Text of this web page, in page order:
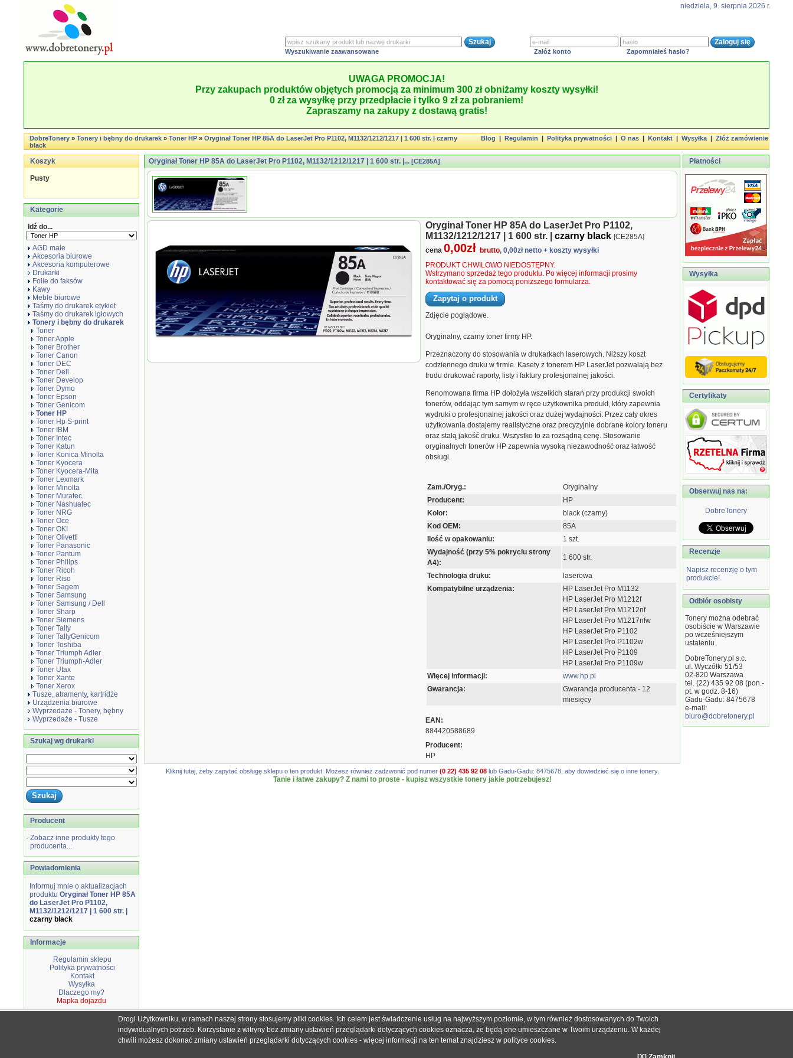
niedziela, 9. sierpnia 2026 r.
Wyszukiwanie zaawansowane Załóż konto Zapomniałeś hasło?
UWAGA PROMOCJA!
Przy zakupach produktów objętych promocją za minimum 300 zł obniżamy koszty wysyłki!
0 zł za wysyłkę przy przedpłacie i tylko 9 zł za pobraniem!
Zapraszamy na zakupy z dostawą gratis!
DobreTonery»Tonery i bębny do drukarek»Toner HP»Oryginał Toner HP 85A do LaserJet Pro P1102, M1132/1212/1217 | 1 600 str. | czarny
black
Blog|Regulamin|Polityka prywatności|O nas|Kontakt|Wysyłka|Złóż zamówienie
Koszyk
Pusty
Kategorie
Idź do...
AGD małe
Akcesoria biurowe
Akcesoria komputerowe
Drukarki
Folie do faksów
Kawy
Meble biurowe
Taśmy do drukarek etykiet
Taśmy do drukarek igłowych
Tonery i bębny do drukarek
Toner
Toner Apple
Toner Brother
Toner Canon
Toner DEC
Toner Dell
Toner Develop
Toner Dymo
Toner Epson
Toner Genicom
Toner HP
Toner Hp S-print
Toner IBM
Toner Intec
Toner Katun
Toner Konica Minolta
Toner Kyocera
Toner Kyocera-Mita
Toner Lexmark
Toner Minolta
Toner Muratec
Toner Nashuatec
Toner NRG
Toner Oce
Toner OKI
Toner Olivetti
Toner Panasonic
Toner Pantum
Toner Philips
Toner Ricoh
Toner Riso
Toner Sagem
Toner Samsung
Toner Samsung / Dell
Toner Sharp
Toner Siemens
Toner Tally
Toner TallyGenicom
Toner Toshiba
Toner Triumph Adler
Toner Triumph-Adler
Toner Utax
Toner Xante
Toner Xerox
Tusze, atramenty, kartridże
Urządzenia biurowe
Wyprzedaże - Tonery, bębny
Wyprzedaże - Tusze
Szukaj wg drukarki
Producent
- Zobacz inne produkty tego
producenta...
Powiadomienia
Informuj mnie o aktualizacjach
produktu Oryginał Toner HP 85A
do LaserJet Pro P1102,
M1132/1212/1217 | 1 600 str. |
czarny black
Informacje
Regulamin sklepu
Polityka prywatności
Kontakt
Wysyłka
Dlaczego my?
Mapka dojazdu
Oryginał Toner HP 85A do LaserJet Pro P1102, M1132/1212/1217 | 1 600 str. |... [CE285A]
Oryginał Toner HP 85A do LaserJet Pro P1102,
M1132/1212/1217 | 1 600 str. | czarny black [CE285A]
cena 0,00zł brutto, 0,00zł netto + koszty wysyłki
PRODUKT CHWILOWO NIEDOSTĘPNY.
Wstrzymano sprzedaż tego produktu. Po więcej informacji prosimy
kontaktować się za pomocą poniższego formularza.
Zapytaj o produkt
Zdjęcie poglądowe.
Oryginalny, czarny toner firmy HP.
Przeznaczony do stosowania w drukarkach laserowych. Niższy koszt
codziennego druku w firmie. Kasety z tonerem HP LaserJet pozwalają bez
trudu drukować raporty, listy i faktury profesjonalnej jakości.
Renomowana firma HP dołożyła wszelkich starań przy produkcji swoich
tonerów, oddając tym samym w ręce użytkownika produkt, który zapewnia
wydruki o profesjonalnej jakości oraz dużej wydajności. Przez cały okres
użytkowania dostajemy realistyczne oraz precyzyjnie dobrane kolory toneru
oraz stałą jakość druku. Wszystko to za rozsądną cenę. Stosowanie
oryginalnych tonerów HP zapewnia wysoką niezawodność oraz łatwość
obsługi.
Zam./Oryg.:
Oryginalny
Producent:
HP
Kolor:
black (czarny)
Kod OEM:
85A
Ilość w opakowaniu:
1 szt.
Wydajność (przy 5% pokryciu strony
A4):
1 600 str.
Technologia druku:
laserowa
Kompatybilne urządzenia:
HP LaserJet Pro M1132
HP LaserJet Pro M1212f
HP LaserJet Pro M1212nf
HP LaserJet Pro M1217nfw
HP LaserJet Pro P1102
HP LaserJet Pro P1102w
HP LaserJet Pro P1109
HP LaserJet Pro P1109w
Więcej informacji:
www.hp.pl
Gwarancja:
Gwarancja producenta - 12
miesięcy
EAN:
884420588689
Producent:
HP
Kliknij tutaj, żeby zapytać obsługę sklepu o ten produkt. Możesz również zadzwonić pod numer (0 22) 435 92 08lub Gadu-Gadu: 8475678, aby dowiedzieć się o inne tonery.
Tanie i łatwe zakupy? Z nami to proste - kupisz wszystkie tonery jakie potrzebujesz!
Płatności
Wysyłka
Certyfikaty
Obserwuj nas na:
DobreTonery
Recenzje
Napisz recenzję o tym
produkcie!
Odbiór osobisty
Tonery można odebrać
osobiście w Warszawie
po wcześniejszym
ustaleniu.
DobreTonery.pl s.c.
ul. Wyczółki 51/53
02-820 Warszawa
tel. (22) 435 92 08 (pon.-
pt. w godz. 8-16)
Gadu-Gadu: 8475678
e-mail:
biuro@dobretonery.pl
Wszystkie nazwy i znaki handlowe użyte na stronie sklepu dobretonery.pl są znakami zastrzeżonymi dla ich właścicieli i zostały użyte wyłącznie w celach informacyjnych dla określenia kompatybilności produktów.
Mimo dołożenia wszelkich starań nie gwarantujemy, że publikowane dane techniczne nie zawierają braków lub błędów, które jednak nie mogą być podstawą roszczeń.
W przypadku jakichkolwiek wątpliwości prosimy o kontakt z handlowcem przed podjęciem decyzji o zakupie.
Drogi Użytkowniku, w ramach naszej strony stosujemy pliki cookies. Ich celem jest świadczenie usług na najwyższym poziomie, w tym również dostosowanych do Twoich
indywidualnych potrzeb. Korzystanie z witryny bez zmiany ustawień przeglądarki dotyczących cookies oznacza, że będą one umieszczane w Twoim urządzeniu. W każdej
chwili możesz dokonać zmiany ustawień przeglądarki dotyczących cookies - więcej informacji na ten temat znajdziesz w polityce cookies.